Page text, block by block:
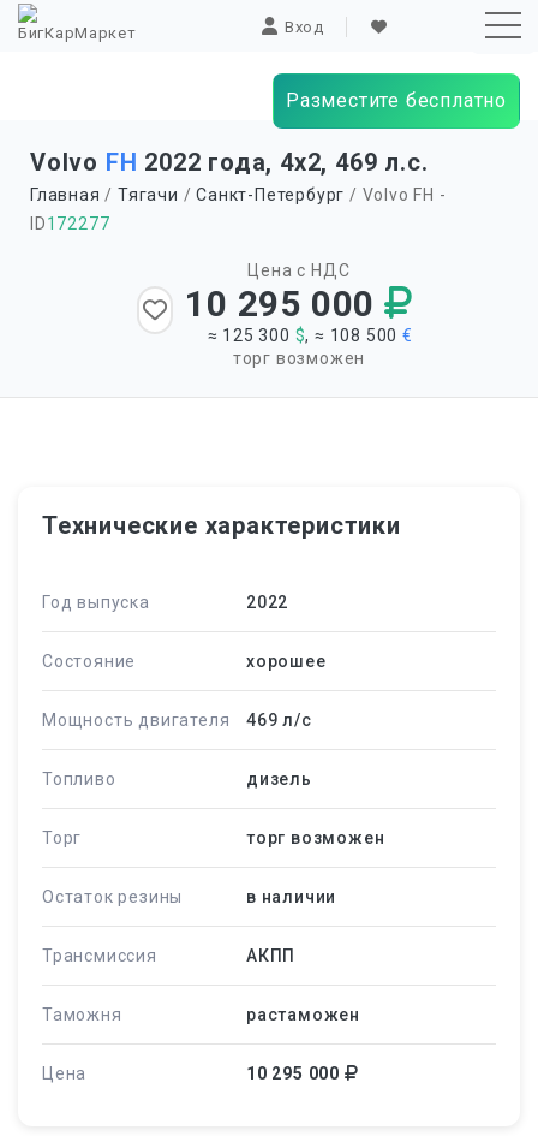
Вход
Разместите бесплатно
Volvo FH 2022 года, 4х2, 469 л.с.
Главная /Тягачи /Санкт-Петербург / Volvo FH -
ID172277
Цена с НДС
10 295 000
≈ 125 300 $, ≈ 108 500 €
торг возможен
Технические характеристики
Год выпуска 2022
Состояние хорошее
Мощность двигателя 469 л/c
Топливо дизель
Торг торг возможен
Остаток резины в наличии
Трансмиссия АКПП
Таможня растаможен
Цена 10 295 000